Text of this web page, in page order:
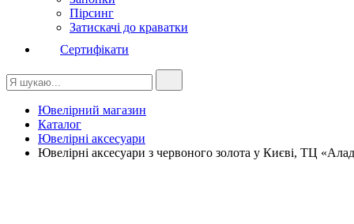
Пірсинг
Затискачі до краватки
Сертифікати
Ювелірний магазин
Каталог
Ювелірні аксесуари
Ювелірні аксесуари з червоного золота у Києві, ТЦ